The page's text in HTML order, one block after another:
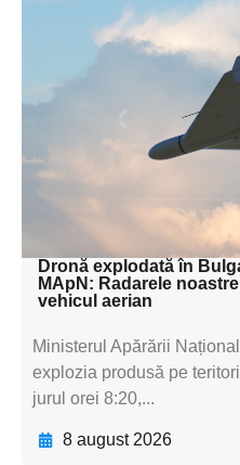
Adaugă
textul
textul
textul
Dronă explodată în
MApN: Radarele
vehicul aerian
Ministerul Apărării
explozia produsă pe
jurul orei 8:20,...
8 august 2026